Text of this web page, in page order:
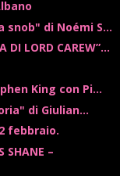
snob" di Noémi S...
DI LORD CAREW”...
King con Pi...
di Giulian...
febbraio.
SHANE –